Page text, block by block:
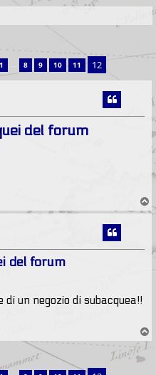
12
1 … 8 9 10 11 12
del forum
o
del forum
un negozio di subacquea!!
o